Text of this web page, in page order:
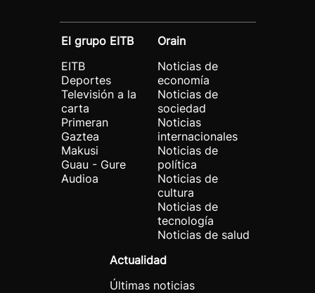
El grupo EITB
EITB
Deportes
Televisión a la
carta
Primeran
Gaztea
Makusi
Guau - Gure
Audioa
Orain
Noticias de
economía
Noticias de
sociedad
Noticias
internacionales
Noticias de
política
Noticias de
cultura
Noticias de
tecnología
Noticias de salud
Actualidad
Últimas noticias